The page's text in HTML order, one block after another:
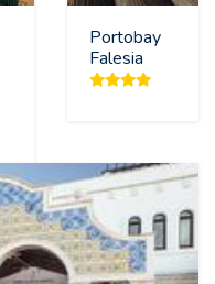
Portobay
Falesia